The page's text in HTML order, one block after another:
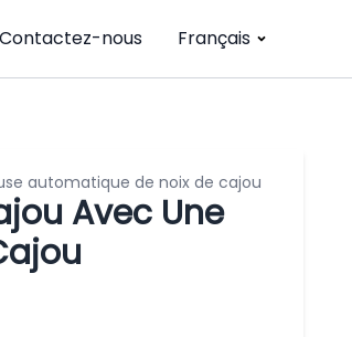
Contactez-nous Français
automatique de noix de cajou
Avec Une